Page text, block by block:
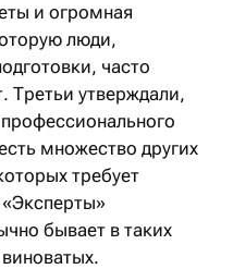
и огромная
люди,
часто
Третьи утверждали,
множество других
требует
бывает в таких